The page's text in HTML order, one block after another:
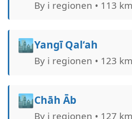
By i regionen • 113 km
🏙️Yangī Qal‘ah
By i regionen • 123 km
🏙️Chāh Āb
By i regionen • 127 km